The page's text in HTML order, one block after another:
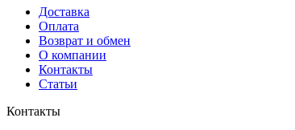
Доставка
Оплата
Возврат и обмен
О компании
Контакты
Статьи
Контакты